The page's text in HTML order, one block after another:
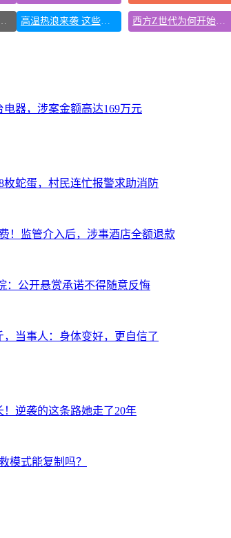
成海外热词 高温热浪来袭 这些地方需注意 西方Z世代为何开始“粉”中国
器，涉案金额高达169万元
蛇蛋，村民连忙报警求助消防
！监管介入后，涉事酒店全额退款
：公开悬赏承诺不得随意反悔
当事人：身体变好，更自信了
！逆袭的这条路她走了20年
模式能复制吗？